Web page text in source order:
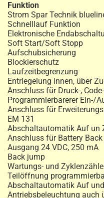
Funktion
Strom Spar Technik
Schnelllauf Funktion
Elektronische
Soft Start/Soft Stopp
Aufschubsicherung
Blockierschutz
Laufzeitbegrenzung
Entriegelung innen, über
Anschluss für Druck-,
Programmierbarerer Ein-/
Anschluss für
EM 131
Abschaltautomatik Auf un
Anschluss für Battery
Ausgang 24 VDC, 250 mA
Back jump
Wartungs- und
Teilöffnung
Abschaltautomatik Auf
Antriebsbeleuchtung auch